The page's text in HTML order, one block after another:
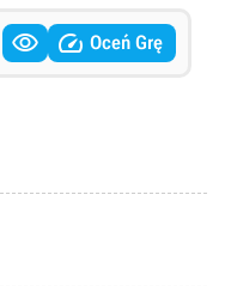
  Oceń Grę